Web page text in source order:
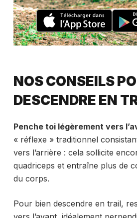
NOS CONSEILS
DESCENDRE EN
Penche toi légèrement vers
« réflexe » traditionnel
vers l’arrière : cela sollicite
quadriceps et entraîne plus de
du corps.
Pour bien descendre en trail,